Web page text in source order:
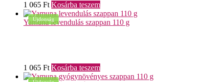
1 065 Ft Kosárba teszem
Újdonság
Yamuna levendulás szappan 110 g
1 065 Ft Kosárba teszem